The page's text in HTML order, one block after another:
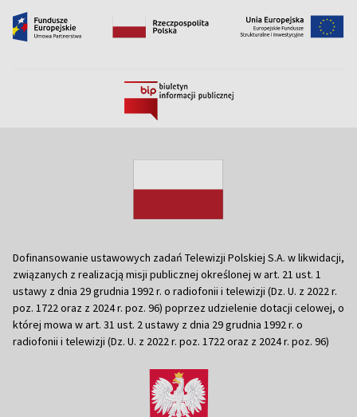
Dofinansowanie ustawowych zadań Telewizji Polskiej S.A. w likwidacji,
związanych z realizacją misji publicznej określonej w art. 21 ust. 1
ustawy z dnia 29 grudnia 1992 r. o radiofonii i telewizji (Dz. U. z 2022 r.
poz. 1722 oraz z 2024 r. poz. 96) poprzez udzielenie dotacji celowej, o
której mowa w art. 31 ust. 2 ustawy z dnia 29 grudnia 1992 r. o
radiofonii i telewizji (Dz. U. z 2022 r. poz. 1722 oraz z 2024 r. poz. 96)